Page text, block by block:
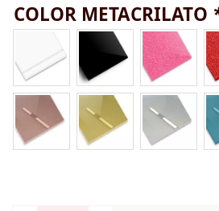
COLOR METACRILATO